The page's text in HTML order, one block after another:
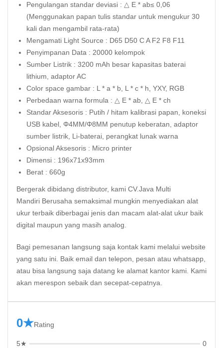
Pengulangan standar deviasi : △ E * ab≤ 0,06
(Menggunakan papan tulis standar untuk mengukur 30
kali dan mengambil rata-rata)
Mengamati Light Source : D65 D50 C A F2 F8 F11
Penyimpanan Data : 20000 kelompok
Sumber Listrik : 3200 mAh besar kapasitas baterai
lithium, adaptor AC
Color space gambar : L * a * b, L * c * h, YXY, RGB
Perbedaan warna formula : △ E * ab, △ E * ch
Standar Aksesoris : Putih / hitam kalibrasi papan, koneksi
USB kabel, Φ4MM/Φ8MM penutup keberatan, adaptor
sumber listrik, Li-baterai, perangkat lunak warna
Opsional Aksesoris : Micro printer
Dimensi : 196x71x93mm
Berat : 660g
Bergerak dibidang distributor, kami CV.Java Multi
Mandiri Berusaha semaksimal mungkin menyediakan alat
ukur terbaik diberbagai jenis dan macam alat-alat ukur baik
digital maupun yang masih analog.
Bagi pemesanan langsung saja kontak kami melalui website
yang satu ini. Baik email dan telepon, pesan atau whatsapp,
atau bisa langsung saja datang ke alamat kantor kami. Kami
akan merespon sebaik dan secepat-cepatnya.
0★Rating
5★
0